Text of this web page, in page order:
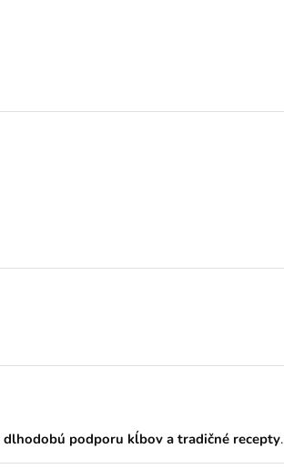
dlhodobú podporu kĺbov a tradičné recepty.